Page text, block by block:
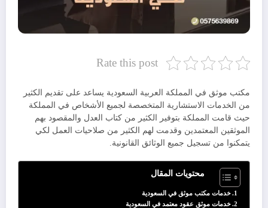
Rate this post
مكتب موثق في المملكة العربية السعودية يساعد على تقديم الكثير
من الخدمات الاستشارية المتخصصة لجميع الأشخاص في المملكة
حيث قامت المملكة بتوفير الكثير من كتاب العدل والمقصود بهم
الموثقين المعتمدين وقدمت لهم الكثير من صلاحيات العمل لكي
يتمكنوا من تسجيل جميع الوثائق القانونية.
محتويات المقال
خدمات مكتب موثق في السعودية
خدمات موثق عقود معتمد في السعودية